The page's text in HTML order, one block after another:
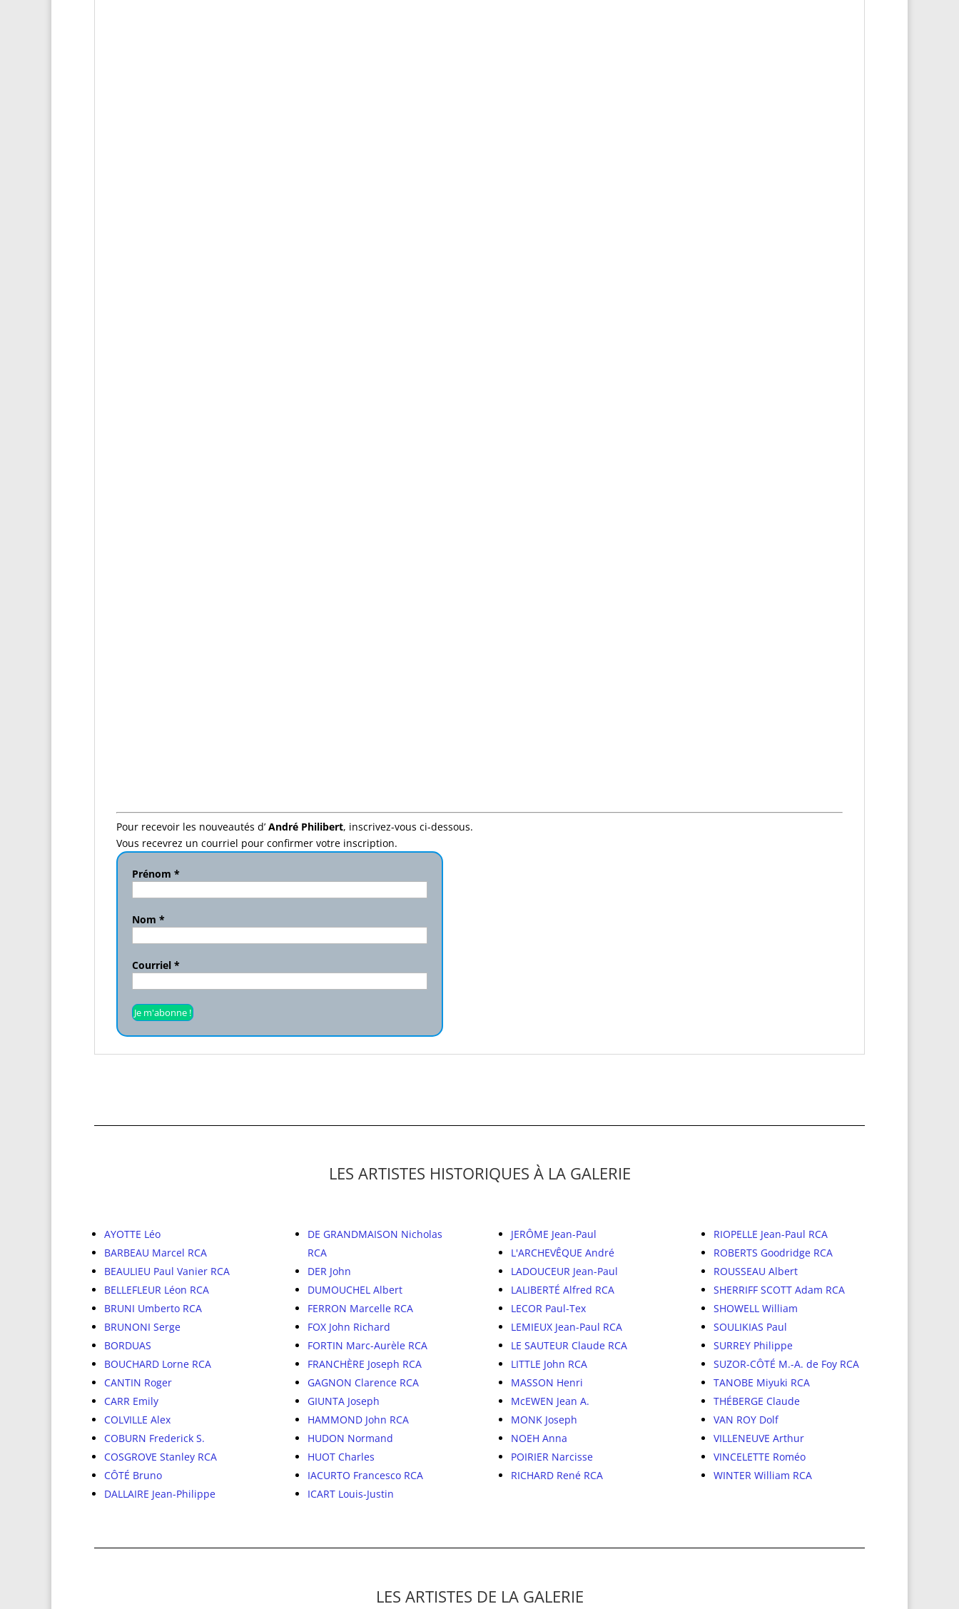
Pour recevoir les nouveautés d’ André Philibert, inscrivez-vous ci-dessous.
Vous recevrez un courriel pour confirmer votre inscription.
Prénom *
Nom *
Courriel *
LES ARTISTES HISTORIQUES À LA GALERIE
AYOTTE Léo
BARBEAU Marcel RCA
BEAULIEU Paul Vanier RCA
BELLEFLEUR Léon RCA
BRUNI Umberto RCA
BRUNONI Serge
BORDUAS
BOUCHARD Lorne RCA
CANTIN Roger
CARR Emily
COLVILLE Alex
COBURN Frederick S.
COSGROVE Stanley RCA
CÔTÉ Bruno
DALLAIRE Jean-Philippe
DE GRANDMAISON Nicholas
RCA
DER John
DUMOUCHEL Albert
FERRON Marcelle RCA
FOX John Richard
FORTIN Marc-Aurèle RCA
FRANCHÈRE Joseph RCA
GAGNON Clarence RCA
GIUNTA Joseph
HAMMOND John RCA
HUDON Normand
HUOT Charles
IACURTO Francesco RCA
ICART Louis-Justin
JERÔME Jean-Paul
L'ARCHEVÊQUE André
LADOUCEUR Jean-Paul
LALIBERTÉ Alfred RCA
LECOR Paul-Tex
LEMIEUX Jean-Paul RCA
LE SAUTEUR Claude RCA
LITTLE John RCA
MASSON Henri
McEWEN Jean A.
MONK Joseph
NOEH Anna
POIRIER Narcisse
RICHARD René RCA
RIOPELLE Jean-Paul RCA
ROBERTS Goodridge RCA
ROUSSEAU Albert
SHERRIFF SCOTT Adam RCA
SHOWELL William
SOULIKIAS Paul
SURREY Philippe
SUZOR-CÔTÉ M.-A. de Foy RCA
TANOBE Miyuki RCA
THÉBERGE Claude
VAN ROY Dolf
VILLENEUVE Arthur
VINCELETTE Roméo
WINTER William RCA
LES ARTISTES DE LA GALERIE